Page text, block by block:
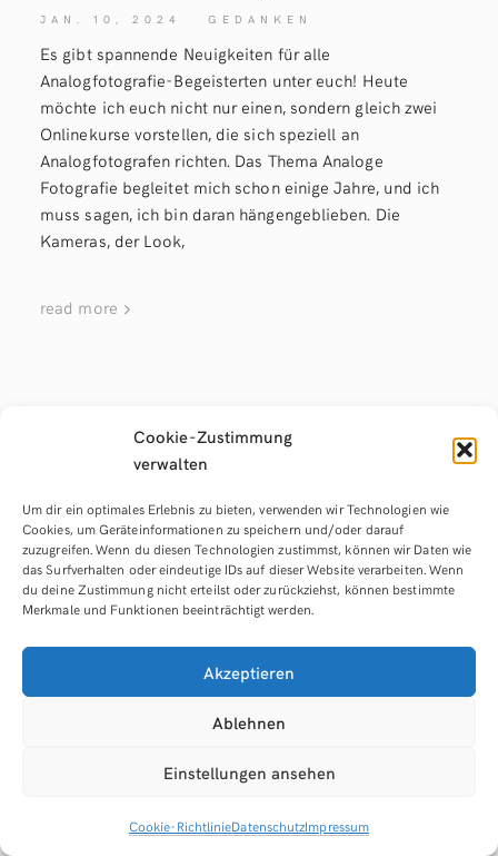
Cookie-Zustimmung
verwalten
Um dir ein optimales Erlebnis zu bieten, verwenden wir Technologien wie
Cookies, um Geräteinformationen zu speichern und/oder darauf
zuzugreifen. Wenn du diesen Technologien zustimmst, können wir Daten wie
das Surfverhalten oder eindeutige IDs auf dieser Website verarbeiten. Wenn
du deine Zustimmung nicht erteilst oder zurückziehst, können bestimmte
Merkmale und Funktionen beeinträchtigt werden.
Akzeptieren
Ablehnen
Einstellungen ansehen
Cookie-RichtlinieDatenschutzImpressum
JAN. 10, 2024 GEDANKEN
Es gibt spannende Neuigkeiten für alle
Analogfotografie-Begeisterten unter euch! Heute
möchte ich euch nicht nur einen, sondern gleich zwei
Onlinekurse vorstellen, die sich speziell an
Analogfotografen richten. Das Thema Analoge
Fotografie begleitet mich schon einige Jahre, und ich
muss sagen, ich bin daran hängengeblieben. Die
Kameras, der Look,
read more
Schwarz-Weiß-Film
entwickeln Onlinekurs